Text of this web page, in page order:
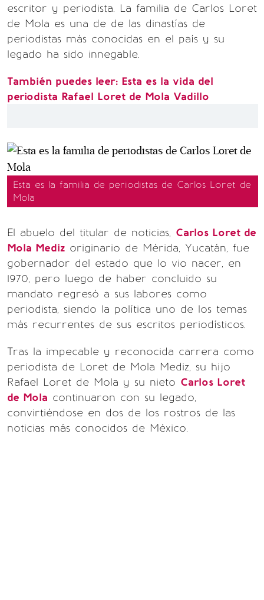
escritor y periodista. La familia de Carlos Loret
de Mola es una de de las dinastías de
periodistas más conocidas en el país y su
legado ha sido innegable.
También puedes leer: Esta es la vida del
periodista Rafael Loret de Mola Vadillo
Esta es la familia de periodistas de Carlos Loret de
Mola
El abuelo del titular de noticias, Carlos Loret de
Mola Mediz originario de Mérida, Yucatán, fue
gobernador del estado que lo vio nacer, en
1970, pero luego de haber concluido su
mandato regresó a sus labores como
periodista, siendo la política uno de los temas
más recurrentes de sus escritos periodísticos.
Tras la impecable y reconocida carrera como
periodista de Loret de Mola Mediz, su hijo
Rafael Loret de Mola y su nieto Carlos Loret
de Mola continuaron con su legado,
convirtiéndose en dos de los rostros de las
noticias más conocidos de México.